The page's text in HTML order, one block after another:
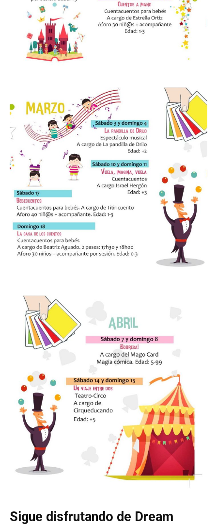
Sigue disfrutando de Dream